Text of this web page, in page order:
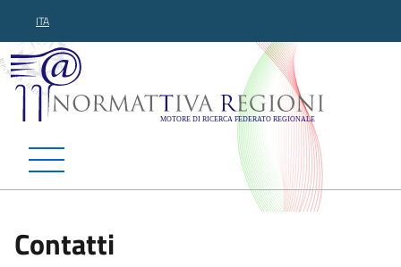
ITA
Normattiva Regioni -
Contatti